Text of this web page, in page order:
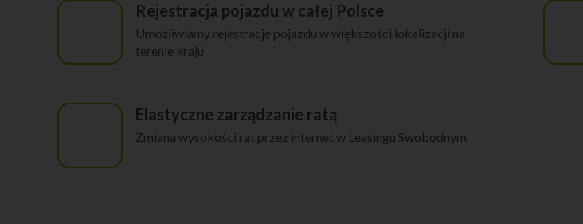
Rejestracja pojazdu w całej Polsce
Umożliwiamy rejestrację pojazdu w większości lokalizacji na
terenie kraju
Elastyczne zarządzanie ratą
Zmiana wysokości rat przez internet w Leasingu Swobodnym